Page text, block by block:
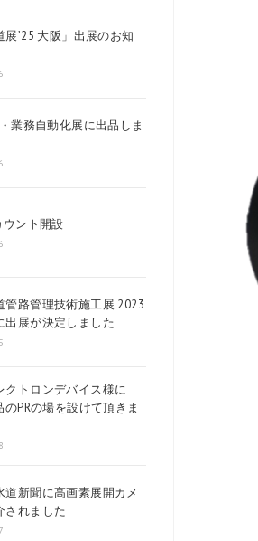
展’25 大阪」出展のお知
業務自動化展に出品しま
ウント開設
管路管理技術施工展 2023
出展が決定しました
クトロンデバイス様に
のPRの場を設けて頂きま
道新聞に高画素展開カメ
されました